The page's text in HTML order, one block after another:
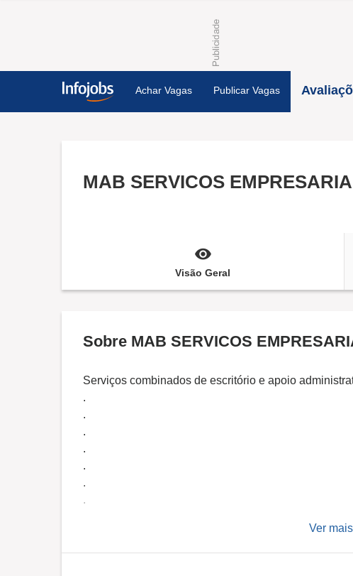
Achar Vagas Publicar Vagas
MAB SERVICOS
Visão Geral
Sobre MAB SERVICOS
Serviços combinados de escritório e apoio
.
.
.
.
.
.
.
.
Ver mais